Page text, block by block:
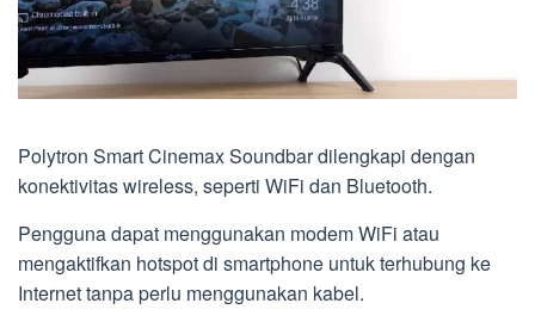
Polytron Smart Cinemax Soundbar dilengkapi dengan
konektivitas wireless, seperti WiFi dan Bluetooth.
Pengguna dapat menggunakan modem WiFi atau
mengaktifkan hotspot di smartphone untuk terhubung ke
Internet tanpa perlu menggunakan kabel.